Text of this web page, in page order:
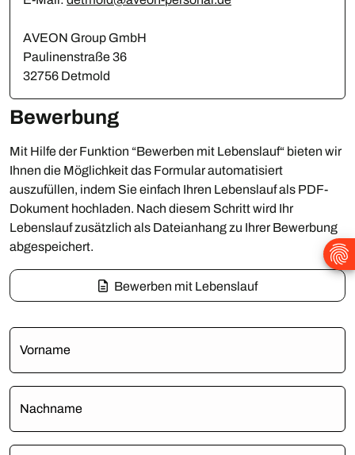
AVEON Group GmbH
Paulinenstraße 36
32756 Detmold
Bewerbung
Mit Hilfe der Funktion “Bewerben mit Lebenslauf“ bieten wir
Ihnen die Möglichkeit das Formular automatisiert
auszufüllen, indem Sie einfach Ihren Lebenslauf als PDF-
Dokument hochladen. Nach diesem Schritt wird Ihr
Lebenslauf zusätzlich als Dateianhang zu Ihrer Bewerbung
abgespeichert.
Bewerben mit Lebenslauf
Vorname
Nachname